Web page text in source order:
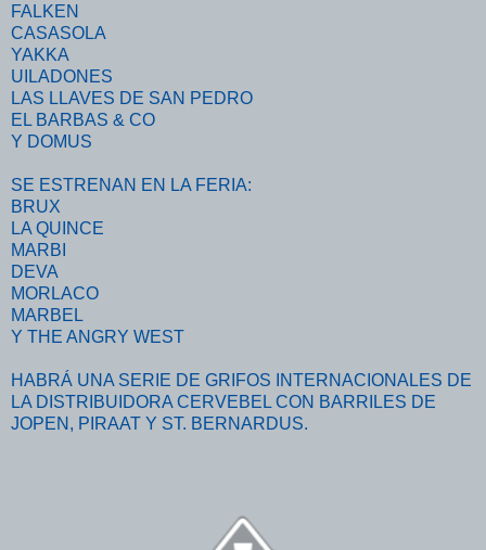
FALKEN
CASASOLA
YAKKA
UILADONES
LAS LLAVES DE SAN PEDRO
EL BARBAS & CO
Y DOMUS
SE ESTRENAN EN LA FERIA:
BRUX
LA QUINCE
MARBI
DEVA
MORLACO
MARBEL
Y THE ANGRY WEST
HABRÁ UNA SERIE DE GRIFOS INTERNACIONALES DE
LA DISTRIBUIDORA CERVEBEL CON BARRILES DE
JOPEN, PIRAAT Y ST. BERNARDUS.